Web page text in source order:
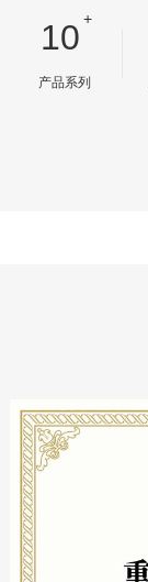
10 +
产品系列